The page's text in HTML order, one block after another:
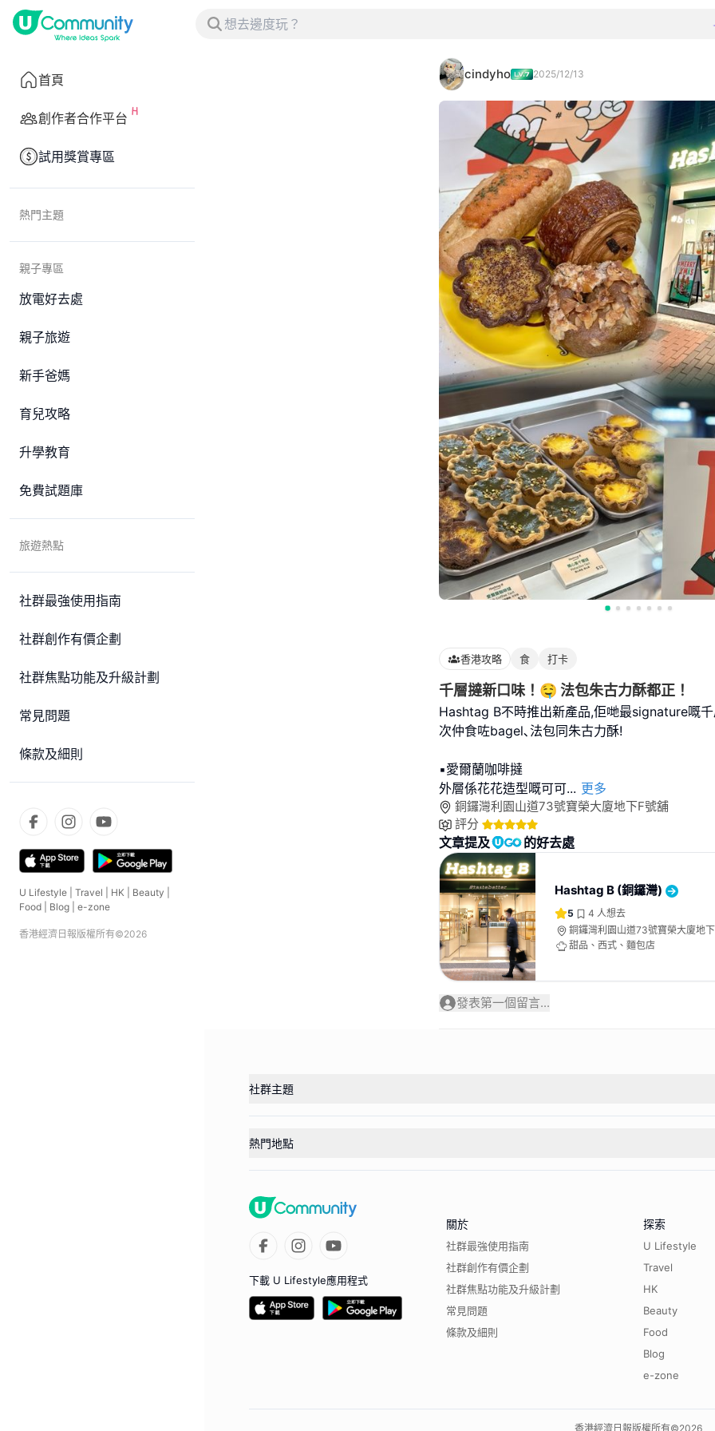
首頁
創作者合作平台
試用獎賞專區
熱門主題
親子專區
放電好去處
親子旅遊
新手爸媽
育兒攻略
升學教育
免費試題庫
旅遊熱點
社群最強使用指南
社群創作有價企劃
社群焦點功能及升級計劃
常見問題
條款及細則
U Lifestyle Travel HK Beauty
Food
Blog e-zone
香港經濟日報版權所有©2026
cindyho 2025/12/13
香港攻略 食 打卡
千層撻新口味！🤤 法包朱古力酥都正！
Hashtag B不時推出新產品,佢哋最signature嘅
次仲食咗bagel､法包同朱古力酥!
▪️愛爾蘭咖啡撻
外層係花花造型嘅可可... 更多
銅鑼灣利園山道73號寶榮大廈地下F號舖
評分
文章提及 的好去處
Hashtag B (銅鑼灣)
5 4 人想去
銅鑼灣利園山道73號寶榮大廈地
甜品、西式、麵包店
發表第一個留言...
社群主題
熱門地點
下載 U Lifestyle應用程式
關於
社群最強使用指南
社群創作有價企劃
社群焦點功能及升級計劃
常見問題
條款及細則
探索
U Lifestyle
Travel
HK
Beauty
Food
Blog
e-zone
香港經濟日報版權所有©2026